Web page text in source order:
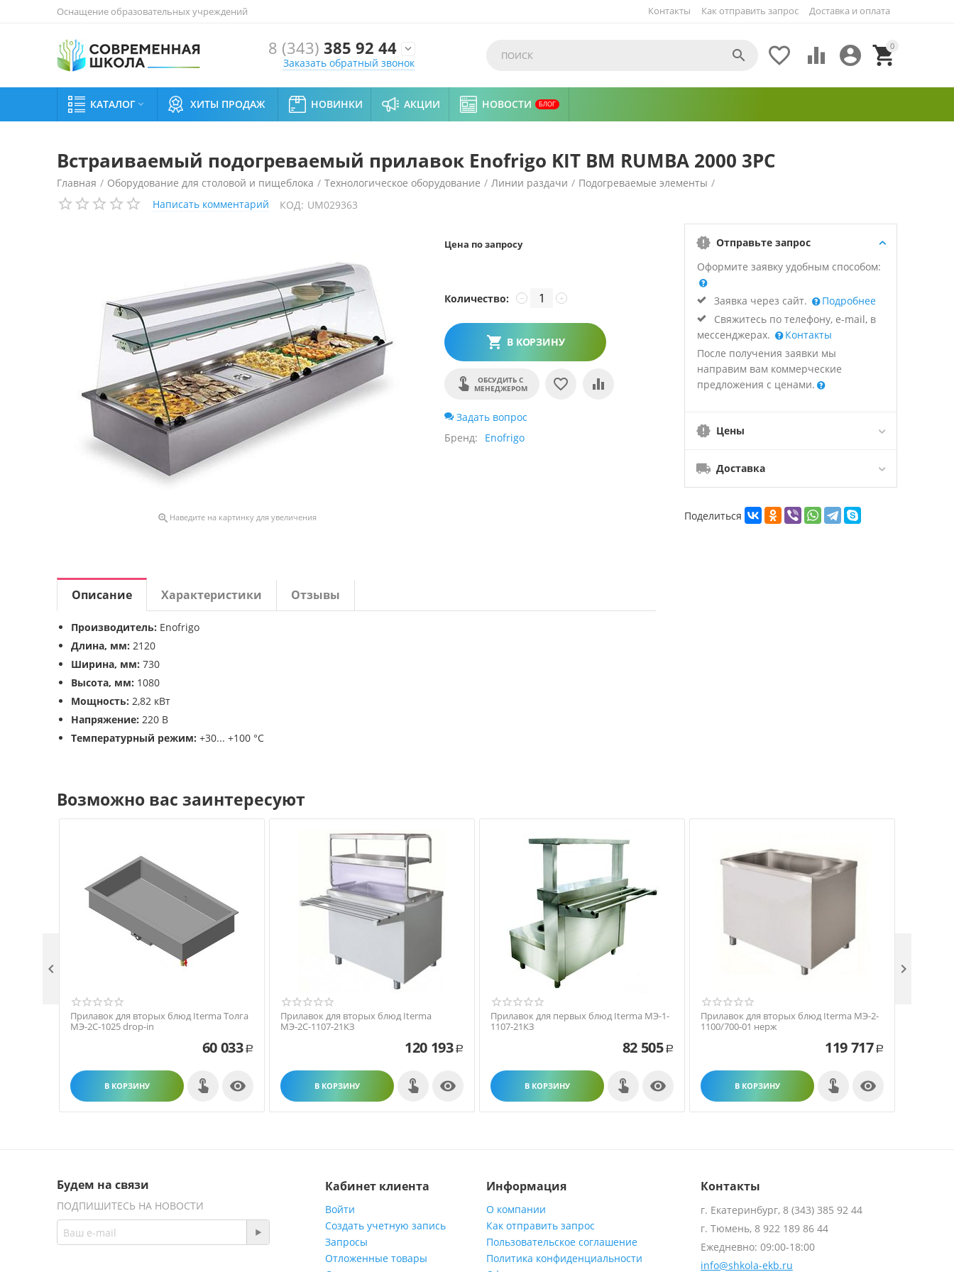
Оснащение образовательных учреждений Как отправить запрос Доставка и оплата
Контакты
8 (343) 385 92 44 
Заказать обратный звонок
0


 

КАТАЛОГ  ХИТЫ ПРОДАЖ НОВИНКИ АКЦИИ НОВОСТИ БЛОГ
Встраиваемый подогреваемый прилавок Enofrigo KIT BM RUMBA 2000 3PC
Главная / Оборудование для столовой и пищеблока / Технологическое оборудование / Линии раздачи / Подогреваемые элементы /
Встраиваемый подогреваемый прилавок Enofrigo KIT BM RUMBA 2000 3PC
Написать комментарий КОД: UM029363
 Наведите на картинку для увеличения
Цена по запросу
Количество: +
−
В КОРЗИНУ
ОБСУДИТЬ С
МЕНЕДЖЕРОМ
Задать вопрос
Бренд
Enofrigo
Отправьте запрос
Оформите заявку удобным способом:
Заявка через сайт.
Подробнее
Свяжитесь по телефону, e-mail, в
мессенджерах.
Контакты
После получения заявки мы
направим вам коммерческие
предложения с ценами.
Цены
Доставка
Поделиться
Описание Характеристики Отзывы
Производитель: Enofrigo
Длина, мм: 2120
Ширина, мм: 730
Высота, мм: 1080
Мощность: 2,82 кВт
Напряжение: 220 В
Температурный режим: +30... +100 °C
Возможно вас заинтересуют
Прилавок для вторых блюд Iterma Толга
МЭ-2С-1025 drop-in
60 033 Р
В КОРЗИНУ 
Прилавок для вторых блюд Iterma
МЭ-2С-1107-21КЗ
120 193 Р
В КОРЗИНУ 
Прилавок для первых блюд Iterma МЭ-1-
1107-21КЗ
82 505 Р
В КОРЗИНУ 
Прилавок для вторых блюд Iterma МЭ-2-
1100/700-01 нерж
119 717 Р
В КОРЗИНУ 
 
Будем на связи
ПОДПИШИТЕСЬ НА НОВОСТИ
Кабинет клиента
Войти
Создать учетную запись
Запросы
Отложенные товары
Информация
О компании
Как отправить запрос
Пользовательское соглашение
Политика конфиденциальности
Контакты
г. Екатеринбург, 8 (343) 385 92 44
г. Тюмень, 8 922 189 86 44
Ежедневно: 09:00-18:00
info@shkola-ekb.ru